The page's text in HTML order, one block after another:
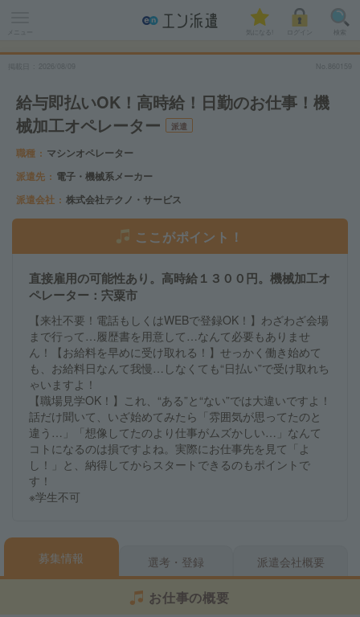
メニュー 気になる! 検索
No.860159
給与即払いOK！高時給！日勤のお仕事！機
械加工オペレーター
派遣
職種
マシンオペレーター
派遣先
電子・機械系メーカー
派遣会社
株式会社テクノ・サービス
ここがポイント！
直接雇用の可能性あり。高時給１３００円。機械加工オ
ペレーター：宍粟市
【来社不要！電話もしくはWEBで登録OK！】わざわざ会場
まで行って…履歴書を用意して…なんて必要もありませ
ん！【お給料を早めに受け取れる！】せっかく働き始めて
も、お給料日なんて我慢…しなくても“日払い”で受け取れち
ゃいますよ！
【職場見学OK！】これ、“ある”と“ない”では大違いですよ！
話だけ聞いて、いざ始めてみたら「雰囲気が思ってたのと
違う…」「想像してたのより仕事がムズかしい…」なんて
コトになるのは損ですよね。実際にお仕事先を見て「よ
し！」と、納得してからスタートできるのもポイントで
す！
※学生不可
募集情報 選考・登録 派遣会社概要
お仕事の概要